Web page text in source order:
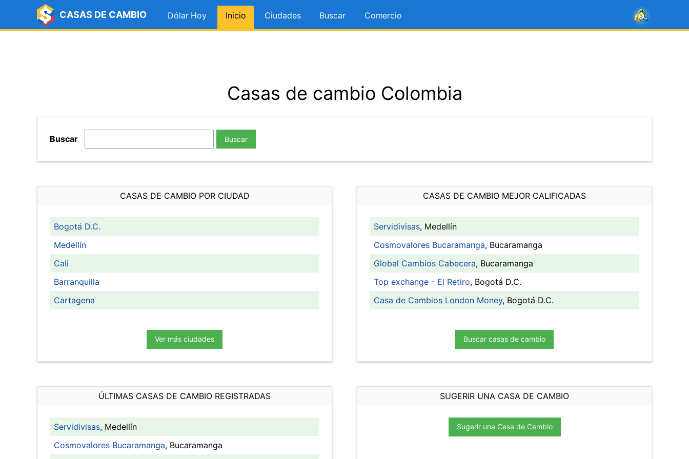
CASAS DE CAMBIO Dólar Hoy Inicio Ciudades Buscar Comercio
Casas de cambio Colombia
Buscar Buscar
CASAS DE CAMBIO POR CIUDAD
Bogotá D.C.
Medellín
Cali
Barranquilla
Cartagena
Ver más ciudades
CASAS DE CAMBIO MEJOR CALIFICADAS
Servidivisas, Medellín
Cosmovalores Bucaramanga, Bucaramanga
Global Cambios Cabecera, Bucaramanga
Top exchange - El Retiro, Bogotá D.C.
Casa de Cambios London Money, Bogotá D.C.
Buscar casas de cambio
ÚLTIMAS CASAS DE CAMBIO REGISTRADAS
Servidivisas, Medellín
Cosmovalores Bucaramanga, Bucaramanga
SUGERIR UNA CASA DE CAMBIO
Sugerir una Casa de Cambio